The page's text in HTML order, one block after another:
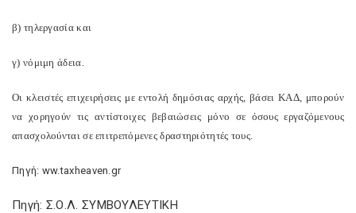
β) τηλεργασία και
γ) νόμιμη άδεια.
Οι κλειστές επιχειρήσεις με εντολή δημόσιας αρχής, βάσει ΚΑΔ, μπορούν
να χορηγούν τις αντίστοιχες βεβαιώσεις μόνο σε όσους εργαζόμενους
απασχολούνται σε επιτρεπόμενες δραστηριότητές τους.
Πηγή: ww.taxheaven.gr
Πηγή: Σ.Ο.Λ. ΣΥΜΒΟΥΛΕΥΤΙΚΗ